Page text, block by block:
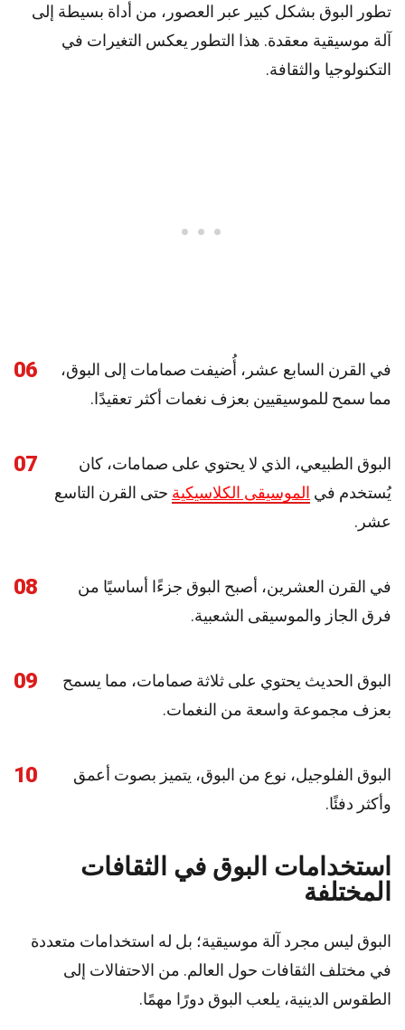
تطور البوق بشكل كبير عبر العصور، من أداة بسيطة إلى
آلة موسيقية معقدة. هذا التطور يعكس التغيرات في
التكنولوجيا والثقافة.
06
في القرن السابع عشر، أُضيفت صمامات إلى البوق،
مما سمح للموسيقيين بعزف نغمات أكثر تعقيدًا.
07
البوق الطبيعي، الذي لا يحتوي على صمامات، كان
يُستخدم في الموسيقى الكلاسيكية حتى القرن التاسع
عشر.
08
في القرن العشرين، أصبح البوق جزءًا أساسيًا من
فرق الجاز والموسيقى الشعبية.
09
البوق الحديث يحتوي على ثلاثة صمامات، مما يسمح
بعزف مجموعة واسعة من النغمات.
10
البوق الفلوجيل، نوع من البوق، يتميز بصوت أعمق
وأكثر دفئًا.
استخدامات البوق في الثقافات
المختلفة
البوق ليس مجرد آلة موسيقية؛ بل له استخدامات متعددة
في مختلف الثقافات حول العالم. من الاحتفالات إلى
الطقوس الدينية، يلعب البوق دورًا مهمًا.